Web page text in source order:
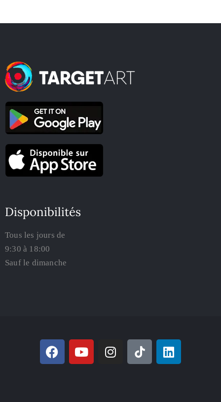
Disponibilités
Tous les jours de
9:30 à 18:00
Sauf le dimanche